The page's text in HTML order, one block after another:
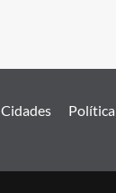
Cidades Política